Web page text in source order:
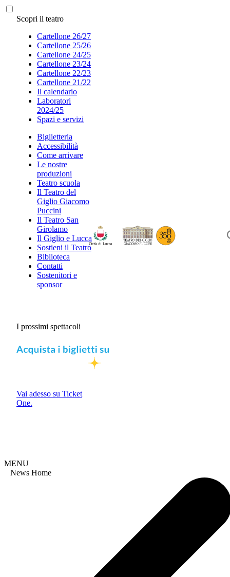
Scopri il teatro
Cartellone 26/27
Cartellone 25/26
Cartellone 24/25
Cartellone 23/24
Cartellone 22/23
Cartellone 21/22
Il calendario
Laboratori
2024/25
Spazi e servizi
Biglietteria
Accessibilità
Come arrivare
Le nostre
produzioni
Teatro scuola
Il Teatro del
Giglio Giacomo
Puccini
Il Teatro San
Girolamo
Il Giglio e Lucca
Sostieni il Teatro
Biblioteca
Contatti
Sostenitori e
sponsor
I prossimi spettacoli
Vai adesso su Ticket
One.
MENU
News Home